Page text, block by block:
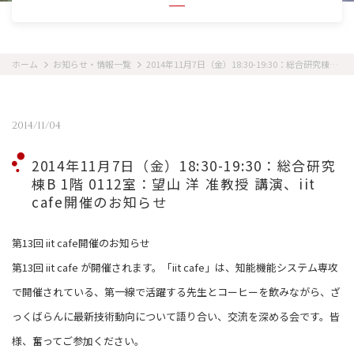
ホーム お知らせ・情報一覧 2014年11月7日（金）18:30-19:30：総合研究棟B 1階 0112室：望山 洋 准教授 講演、iit cafe開催のお知らせ
2014/11/04
2014年11月7日（金）18:30-19:30：総合研究
棟B 1階 0112室：望山 洋 准教授 講演、iit
cafe開催のお知らせ
第13回 iit cafe開催のお知らせ
第13回 iit cafe が開催されます。「iit cafe」は、知能機能システム専攻
で開催されている、第一線で活躍する先生とコーヒーを飲みながら、ざ
っくばらんに最新技術動向について語り合い、交流を深める会です。皆
様、奮ってご参加ください。